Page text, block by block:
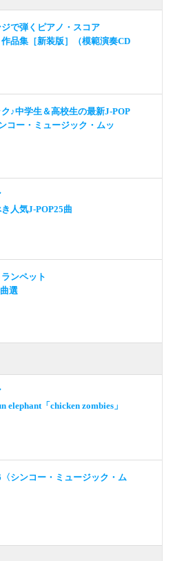
で弾くピアノ・スコア
品集［新装版］（模範演奏CD
♪中学生＆高校生の最新J-POP
コー・ミュージック・ムッ
人気J-POP25曲
ンペット
選
elephant「chicken zombies」
シンコー・ミュージック・ム